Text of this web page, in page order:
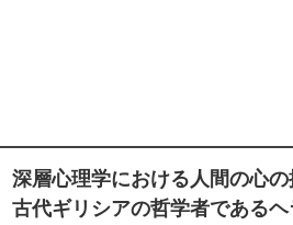
深層心理学における人間の心
古代ギリシアの哲学者である